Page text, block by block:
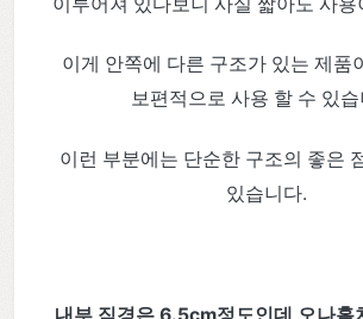
이게 안쪽에 다른 구조가 있는 제품
보편적으로 사용 할 수 있습
이런 부분에는 단순한 구조의 좋은
있습니다.